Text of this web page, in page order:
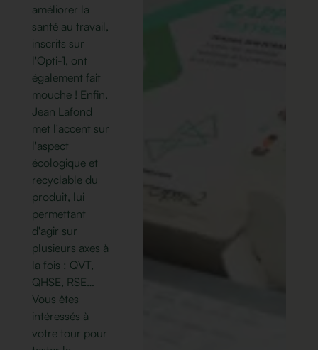
améliorer la
santé au travail,
inscrits sur
l'Opti-1, ont
également fait
mouche ! Enfin,
Jean Lafond
met l'accent sur
l'aspect
écologique et
recyclable du
produit, lui
permettant
d'agir sur
plusieurs axes à
la fois : QVT,
QHSE, RSE…
Vous êtes
intéressés à
votre tour pour